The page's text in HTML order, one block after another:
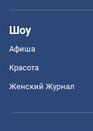
Шоу
Афиша
Красота
Женский Журнал